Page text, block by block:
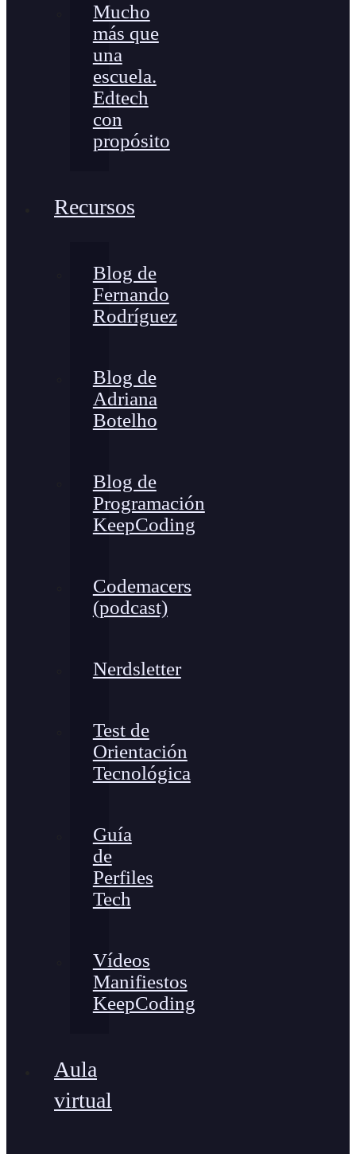
Mucho
más que
una
escuela.
Edtech
con
propósito
Recursos
Blog de
Fernando
Rodríguez
Blog de
Adriana
Botelho
Blog de
Programación
KeepCoding
Codemacers
(podcast)
Nerdsletter
Test de
Orientación
Tecnológica
Guía
de
Perfiles
Tech
Vídeos
Manifiestos
KeepCoding
Aula
virtual